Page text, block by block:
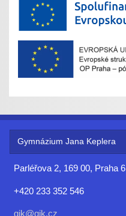
Gymnázium Jana Keplera
Parléřova 2, 169 00, Praha 6
+420 233 352 546
gjk@gjk.cz